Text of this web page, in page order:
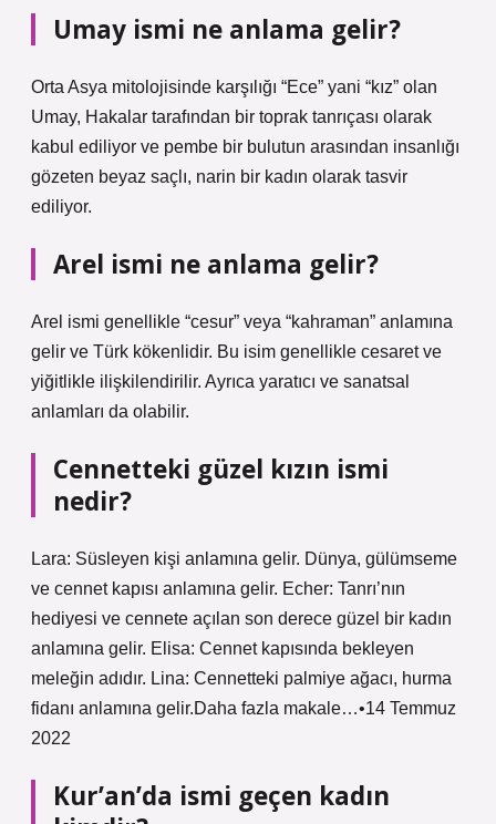
Umay ismi ne anlama gelir?
Orta Asya mitolojisinde karşılığı “Ece” yani “kız” olan
Umay, Hakalar tarafından bir toprak tanrıçası olarak
kabul ediliyor ve pembe bir bulutun arasından insanlığı
gözeten beyaz saçlı, narin bir kadın olarak tasvir
ediliyor.
Arel ismi ne anlama gelir?
Arel ismi genellikle “cesur” veya “kahraman” anlamına
gelir ve Türk kökenlidir. Bu isim genellikle cesaret ve
yiğitlikle ilişkilendirilir. Ayrıca yaratıcı ve sanatsal
anlamları da olabilir.
Cennetteki güzel kızın ismi
nedir?
Lara: Süsleyen kişi anlamına gelir. Dünya, gülümseme
ve cennet kapısı anlamına gelir. Echer: Tanrı’nın
hediyesi ve cennete açılan son derece güzel bir kadın
anlamına gelir. Elisa: Cennet kapısında bekleyen
meleğin adıdır. Lina: Cennetteki palmiye ağacı, hurma
fidanı anlamına gelir.Daha fazla makale…•14 Temmuz
2022
Kur’an’da ismi geçen kadın